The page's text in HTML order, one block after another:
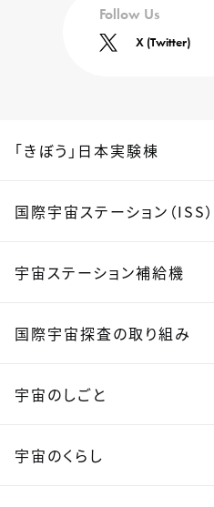
Follow Us
X (Twitter)
「きぼう」日本実験棟
国際宇宙ステーション（ISS）
宇宙ステーション補給機
国際宇宙探査の取り組み
宇宙のしごと
宇宙のくらし